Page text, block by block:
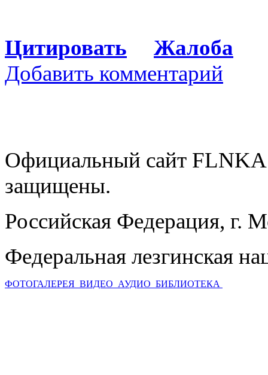
Цитировать
Жалоба
Добавить комментарий
Официальный сайт
защищены.
Российская Федерация, г.
Федеральная лезгинская
ФОТОГАЛЕРЕЯ ВИДЕО АУДИО БИБЛИОТЕКА